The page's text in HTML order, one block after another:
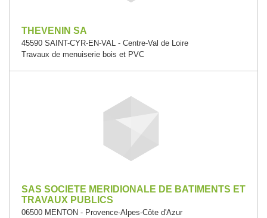
THEVENIN SA
45590 SAINT-CYR-EN-VAL - Centre-Val de Loire
Travaux de menuiserie bois et PVC
SAS SOCIETE MERIDIONALE DE BATIMENTS ET
TRAVAUX PUBLICS
06500 MENTON - Provence-Alpes-Côte d'Azur